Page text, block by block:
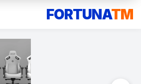
FORTUNATM